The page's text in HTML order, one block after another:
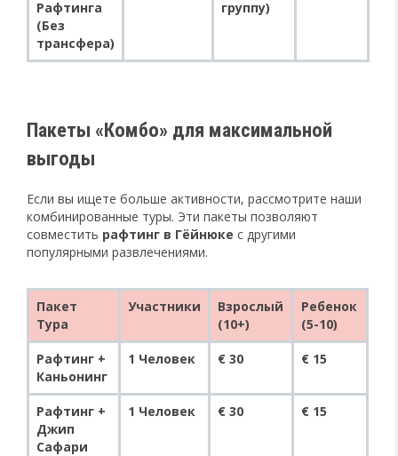
Рафтинга
(Без
трансфера)
группу)
Пакеты «Комбо» для максимальной
выгоды
Если вы ищете больше активности, рассмотрите наши
комбинированные туры. Эти пакеты позволяют
совместить рафтинг в Гёйнюке с другими
популярными развлечениями.
Пакет
Тура
Участники
Взрослый
(10+)
Ребенок
(5-10)
Рафтинг +
Каньонинг
1 Человек € 30 € 15
Рафтинг +
Джип
Сафари
1 Человек € 30 € 15